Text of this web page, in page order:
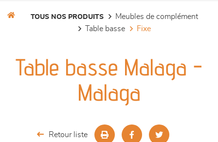
séjours
meubles de complément
TOUS NOS PRODUITS
meubles de complément
table basse
fixe
Table basse Malaga -
Malaga
Retour liste